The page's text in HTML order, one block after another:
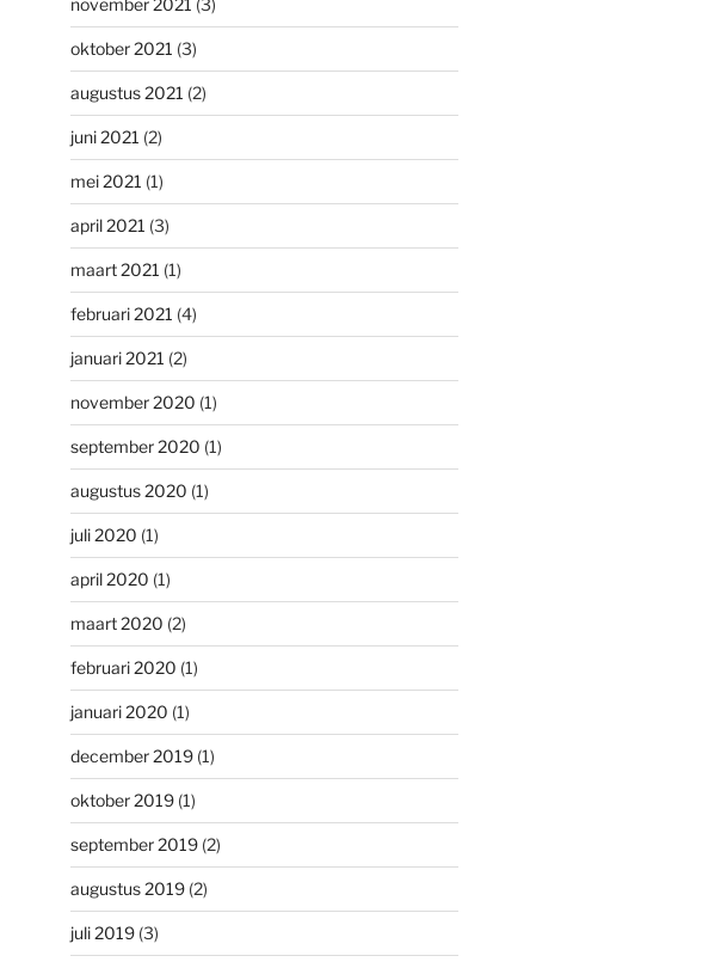
oktober 2021 (3)
augustus 2021 (2)
juni 2021 (2)
mei 2021 (1)
april 2021 (3)
maart 2021 (1)
februari 2021 (4)
januari 2021 (2)
november 2020 (1)
september 2020 (1)
augustus 2020 (1)
juli 2020 (1)
april 2020 (1)
maart 2020 (2)
februari 2020 (1)
januari 2020 (1)
december 2019(1)
oktober 2019(1)
september 2019(2)
augustus 2019(2)
juli 2019(3)